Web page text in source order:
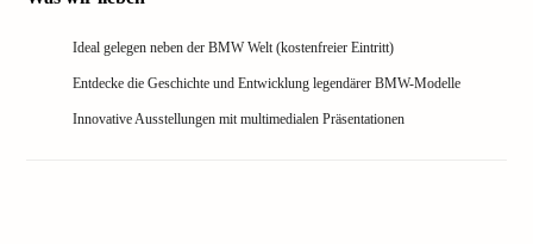
Ideal gelegen neben der BMW Welt (kostenfreier Eintritt)
Entdecke die Geschichte und Entwicklung legendärer BMW-Modelle
Innovative Ausstellungen mit multimedialen Präsentationen